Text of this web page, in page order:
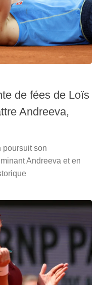
de fées de Loïs
Andreeva,
poursuit son
Andreeva et en